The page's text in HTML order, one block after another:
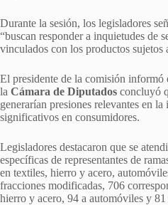
Durante la sesión, los legisladores
“buscan responder a inquietudes de
vinculados con los productos sujetos
El presidente de la comisión informó
la Cámara de Diputados concluyó
generarían presiones relevantes en
significativos en consumidores.
Legisladores destacaron que se
específicas de representantes de
en textiles, hierro y acero,
fracciones modificadas, 706
hierro y acero, 94 a automóviles y 81